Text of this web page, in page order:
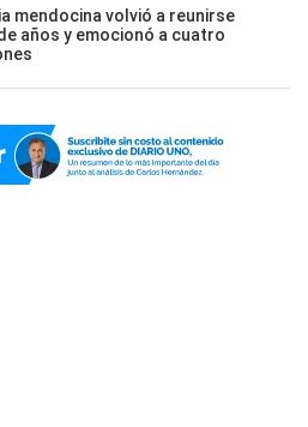
mendocina volvió a reunirse
años y emocionó a cuatro